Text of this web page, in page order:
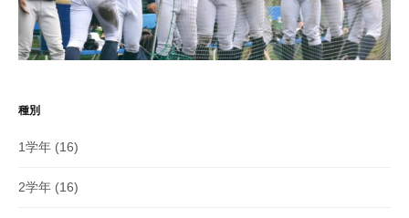
種別
1学年 (16)
2学年 (16)